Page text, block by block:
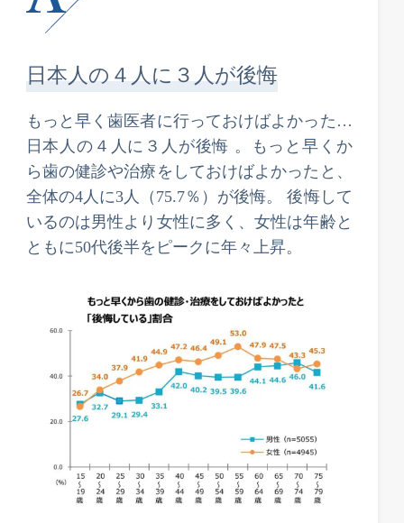
日本人の４人に３人が後悔
もっと早く歯医者に行っておけばよかった…
日本人の４人に３人が後悔 。もっと早くか
ら歯の健診や治療をしておけばよかったと、
全体の4人に3人（75.7％）が後悔。 後悔して
いるのは男性より女性に多く、女性は年齢と
ともに50代後半をピークに年々上昇。